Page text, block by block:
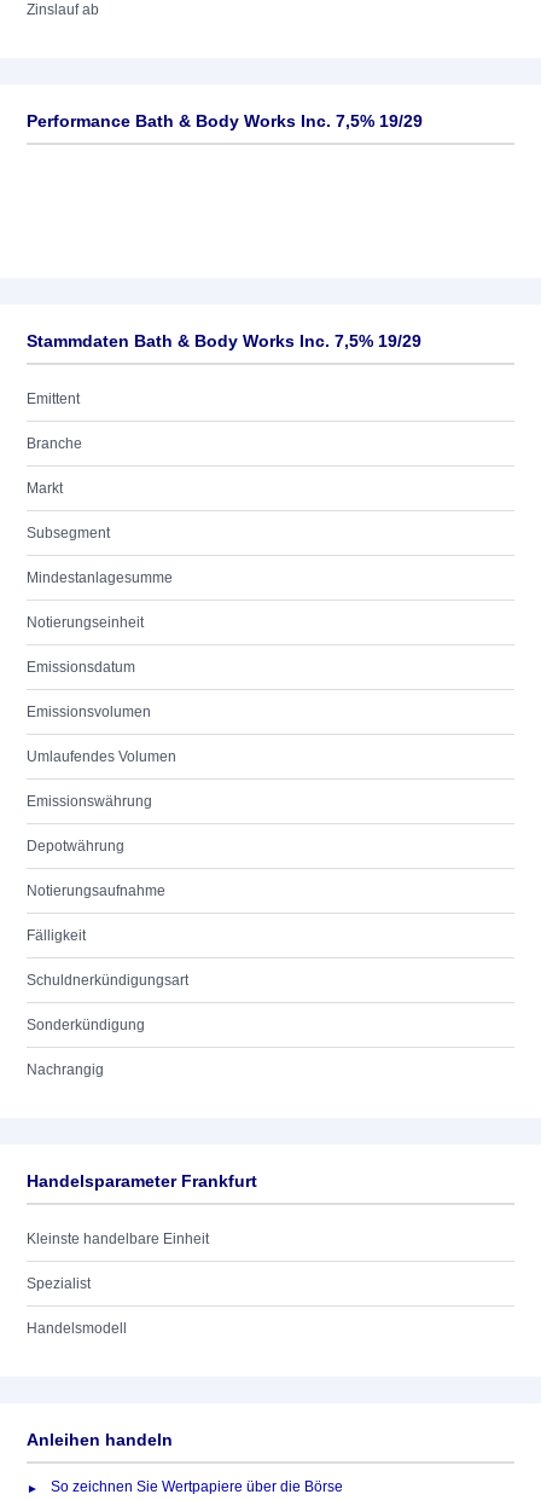
Zinslauf ab
Performance Bath & Body Works Inc. 7,5% 19/29
Stammdaten Bath & Body Works Inc. 7,5% 19/29
Emittent
Branche
Markt
Subsegment
Mindestanlagesumme
Notierungseinheit
Emissionsdatum
Emissionsvolumen
Umlaufendes Volumen
Emissionswährung
Depotwährung
Notierungsaufnahme
Fälligkeit
Schuldnerkündigungsart
Sonderkündigung
Nachrangig
Handelsparameter Frankfurt
Kleinste handelbare Einheit
Spezialist
Handelsmodell
Anleihen handeln
So zeichnen Sie Wertpapiere über die Börse